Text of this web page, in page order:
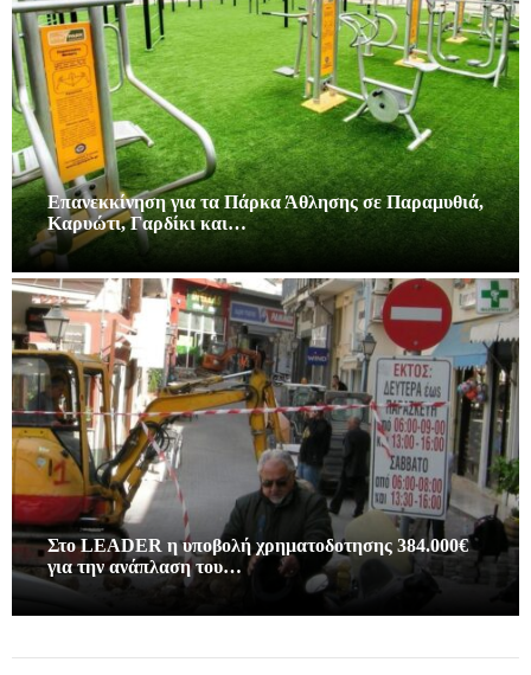
Επανεκκίνηση για τα Πάρκα Άθλησης σε Παραμυθιά,
Καρυώτι, Γαρδίκι και…
Στο LEADER η υποβολή χρηματοδοτησης 384.000€
για την ανάπλαση του…